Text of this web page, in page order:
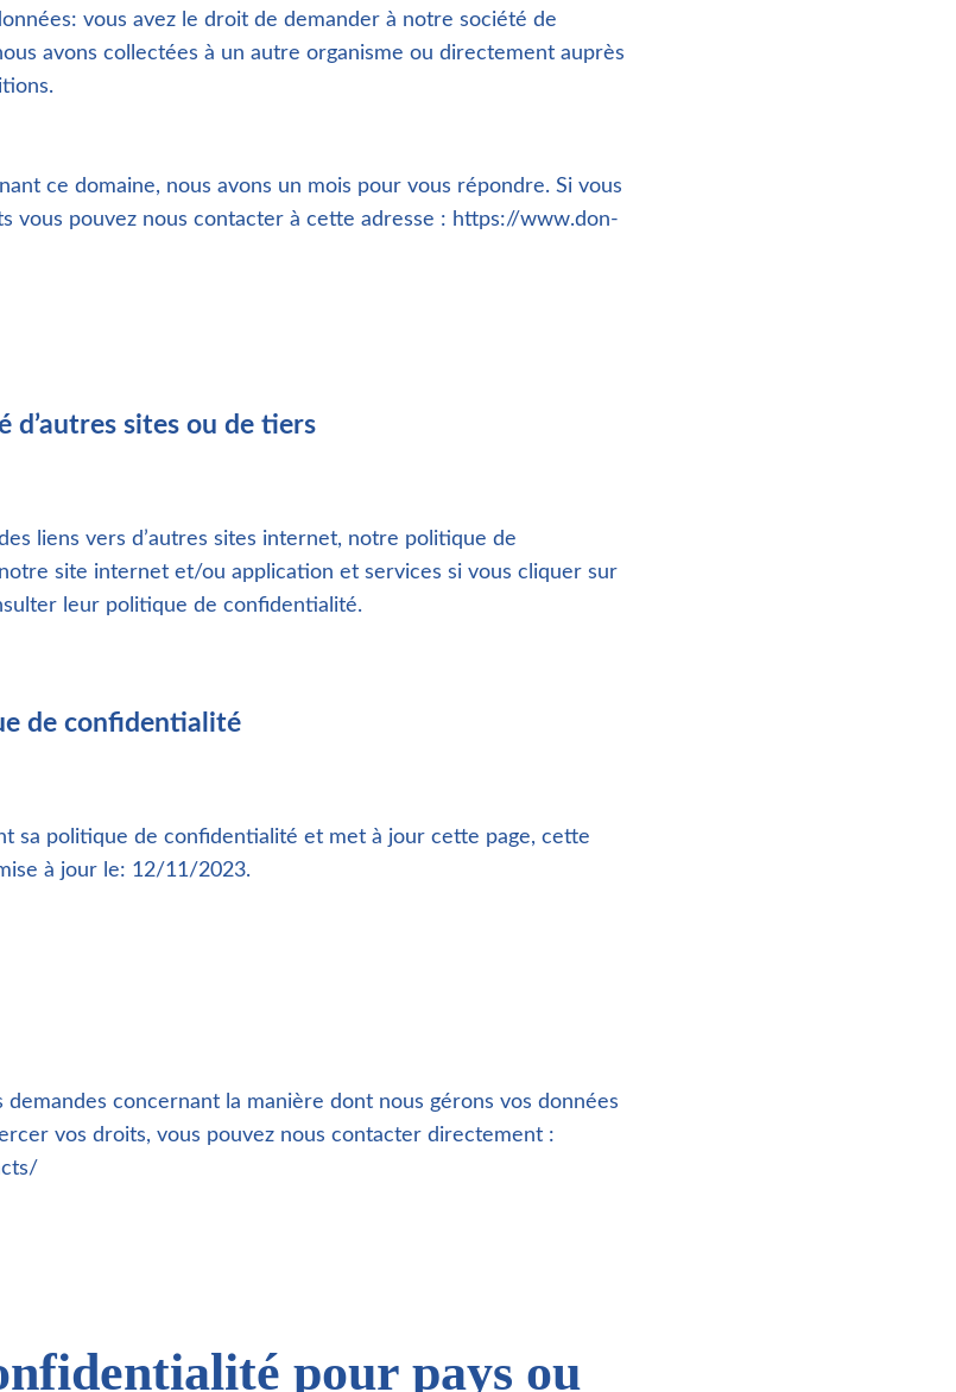
vous avez le droit de demander à notre société de
avons collectées à un autre organisme ou directement auprès
ce domaine, nous avons un mois pour vous répondre. Si vous
vous pouvez nous contacter à cette adresse : https://www.don-
d’autres sites ou de tiers
liens vers d’autres sites internet, notre politique de
site internet et/ou application et services si vous cliquer sur
leur politique de confidentialité.
de confidentialité
sa politique de confidentialité et met à jour cette page, cette
à jour le: 12/11/2023.
demandes concernant la manière dont nous gérons vos données
vos droits, vous pouvez nous contacter directement :
pour pays ou